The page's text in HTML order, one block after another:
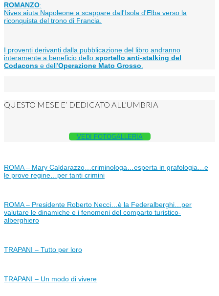
ROMANZO:
Nives aiuta Napoleone a scappare dall'Isola d'Elba verso la
riconquista del trono di Francia.
I proventi derivanti dalla pubblicazione del libro andranno
interamente a beneficio dello sportello anti-stalking del
Codacons e dell’Operazione Mato Grosso
QUESTO MESE E’ DEDICATO ALL’UMBRIA
VEDI FOTOGALLERIA
ROMA – Mary Caldarazzo…criminologa…esperta in grafologia…e
le prove regine…per tanti crimini
ROMA – Presidente Roberto Necci…è la Federalberghi…per
valutare le dinamiche e i fenomeni del comparto turistico-
alberghiero
TRAPANI – Tutto per loro
TRAPANI – Un modo di vivere